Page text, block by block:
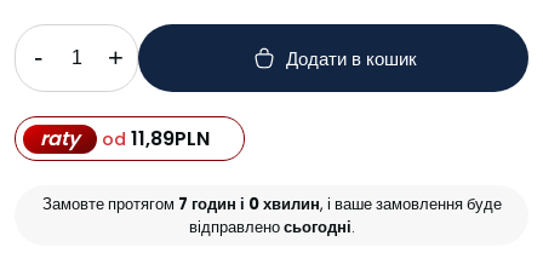
- + Додати в кошик
raty od 11,89PLN
Замовте протягом 7 годин і 0 хвилин, і ваше замовлення буде
відправленосьогодні.